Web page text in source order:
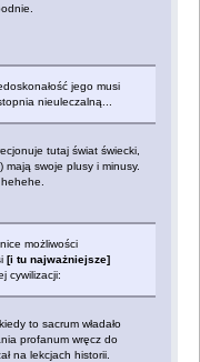
jego musi
nieuleczalną...
tutaj świat świecki,
swoje plusy i minusy.
możliwości
[i tu najważniejsze]
cywilizacji:
to sacrum władało
profanum wręcz do
na lekcjach historii.